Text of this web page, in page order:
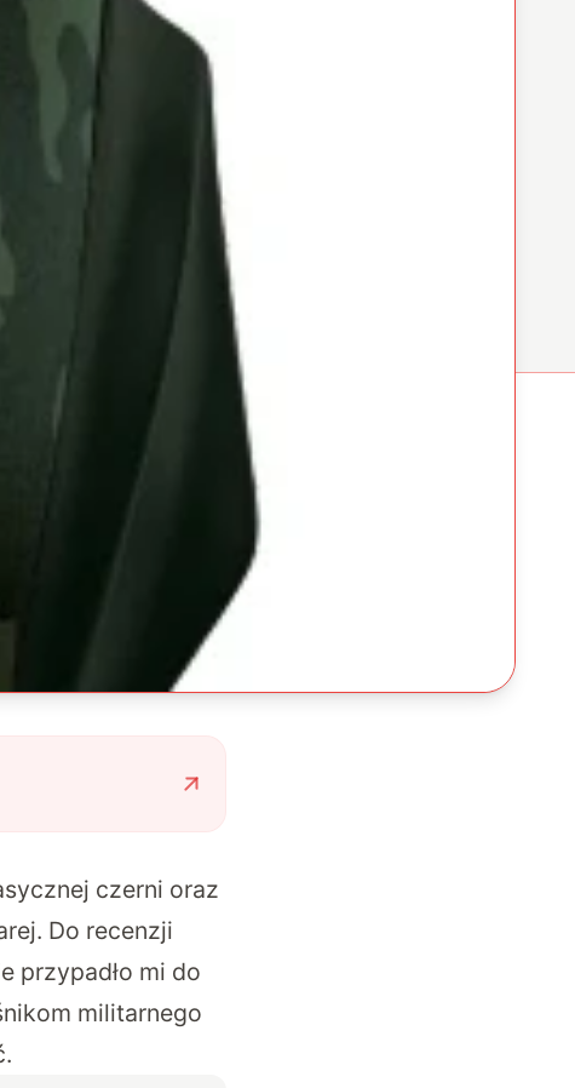
czerni oraz
Do recenzji
przypadło mi do
militarnego